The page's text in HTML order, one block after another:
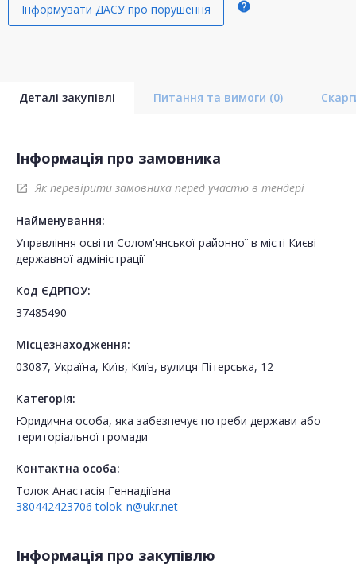
Інформувати ДАСУ про порушення help
Деталі закупівлі Питання та вимоги (0)
Інформація про замовника
open_in_new Як перевірити замовника перед участю в тендері
Найменування:
Управління освіти Солом'янської районної в місті Києві
державної адміністрації
Код ЄДРПОУ:
37485490
Місцезнаходження:
03087, Україна, Київ, Київ, вулиця Пітерська, 12
Категорія:
Юридична особа, яка забезпечує потреби держави або
територіальної громади
Контактна особа:
Толок Анастасія Геннадіївна
380442423706 tolok_n@ukr.net
Інформація про закупівлю